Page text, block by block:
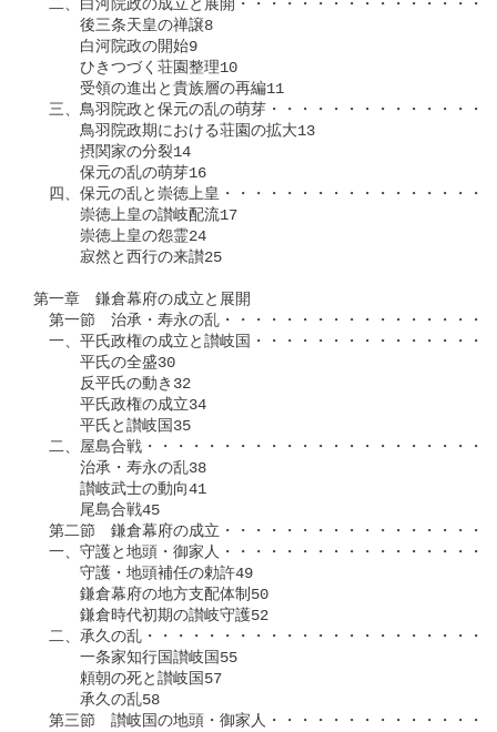
二、白河院政の成立と展開・・・・・・・・・・・・・・・・
後三条天皇の禅譲8
白河院政の開始9
ひきつづく荘園整理10
受領の進出と貴族層の再編11
三、鳥羽院政と保元の乱の萌芽・・・・・・・・・・・・・・
鳥羽院政期における荘園の拡大13
摂関家の分裂14
保元の乱の萌芽16
四、保元の乱と崇徳上皇・・・・・・・・・・・・・・・・・
崇徳上皇の讃岐配流17
崇徳上皇の怨霊24
寂然と西行の来讃25
第一章　鎌倉幕府の成立と展開
第一節　治承・寿永の乱・・・・・・・・・・・・・・・・・
一、平氏政権の成立と讃岐国・・・・・・・・・・・・・・・
平氏の全盛30
反平氏の動き32
平氏政権の成立34
平氏と讃岐国35
二、屋島合戦・・・・・・・・・・・・・・・・・・・・・・
治承・寿永の乱38
讃岐武士の動向41
尾島合戦45
第二節　鎌倉幕府の成立・・・・・・・・・・・・・・・・・
一、守護と地頭・御家人・・・・・・・・・・・・・・・・・
守護・地頭補任の勅許49
鎌倉幕府の地方支配体制50
鎌倉時代初期の讃岐守護52
二、承久の乱・・・・・・・・・・・・・・・・・・・・・・
一条家知行国讃岐国55
頼朝の死と讃岐国57
承久の乱58
第三節　讃岐国の地頭・御家人・・・・・・・・・・・・・・